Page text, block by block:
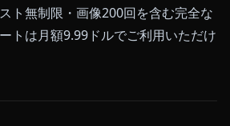
ト無制限・画像200回を含む完全な
トは月額9.99ドルでご利用いただけ